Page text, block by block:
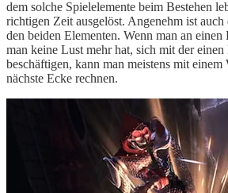
dem solche Spielelemente beim Bestehen
richtigen Zeit ausgelöst. Angenehm ist auch
den beiden Elementen. Wenn man an
man keine Lust mehr hat, sich mit der
beschäftigen, kann man meistens mit einem
nächste Ecke rechnen.